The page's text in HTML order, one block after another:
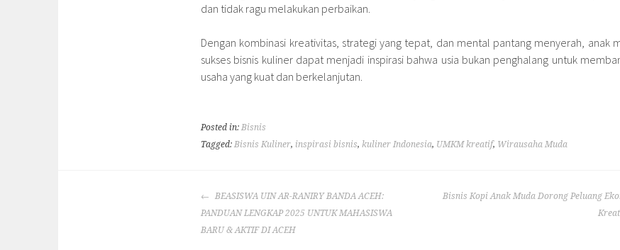
dan tidak ragu melakukan perbaikan.
Dengan kombinasi kreativitas, strategi yang tepat, dan mental pantang menyerah, anak
sukses bisnis kuliner dapat menjadi inspirasi bahwa usia bukan penghalang untuk
usaha yang kuat dan berkelanjutan.
Posted in: Bisnis
Tagged: Bisnis Kuliner, inspirasi bisnis, kuliner Indonesia, UMKM kreatif, Wirausaha Muda
POST
NAVIGATION
BEASISWA UIN AR-RANIRY BANDA ACEH:
PANDUAN LENGKAP 2025 UNTUK MAHASISWA
BARU & AKTIF DI ACEH
Bisnis Kopi Anak Muda Dorong Peluang